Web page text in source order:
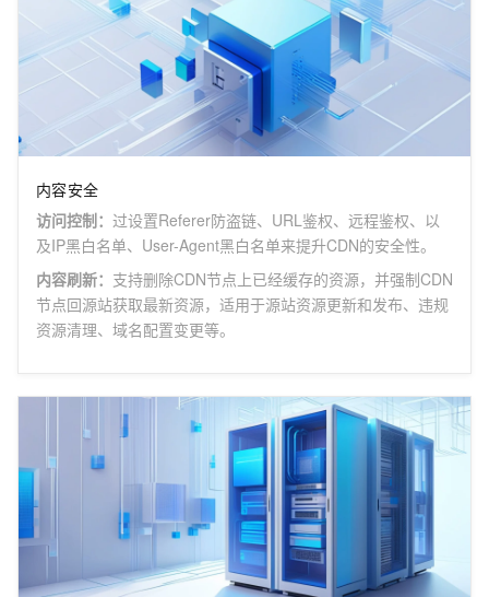
内容安全
访问控制： 过设置Referer防盗链、URL鉴权、远程鉴权、以
及IP黑白名单、User-Agent黑白名单来提升CDN的安全性。
内容刷新： 支持删除CDN节点上已经缓存的资源，并强制CDN
节点回源站获取最新资源，适用于源站资源更新和发布、违规
资源清理、域名配置变更等。